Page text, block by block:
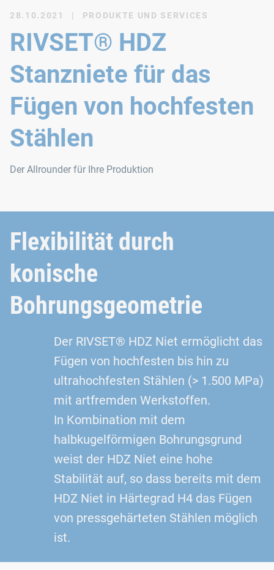
28.10.2021 | PRODUKTE UND SERVICES
RIVSET® HDZ
Stanzniete für das
Fügen von hochfesten
Stählen
Der Allrounder für Ihre Produktion
Flexibilität durch
konische
Bohrungsgeometrie
Der RIVSET® HDZ Niet ermöglicht das
Fügen von hochfesten bis hin zu
ultrahochfesten Stählen (> 1.500 MPa)
mit artfremden Werkstoffen.
In Kombination mit dem
halbkugelförmigen Bohrungsgrund
weist der HDZ Niet eine hohe
Stabilität auf, so dass bereits mit dem
HDZ Niet in Härtegrad H4 das Fügen
von pressgehärteten Stählen möglich
ist.